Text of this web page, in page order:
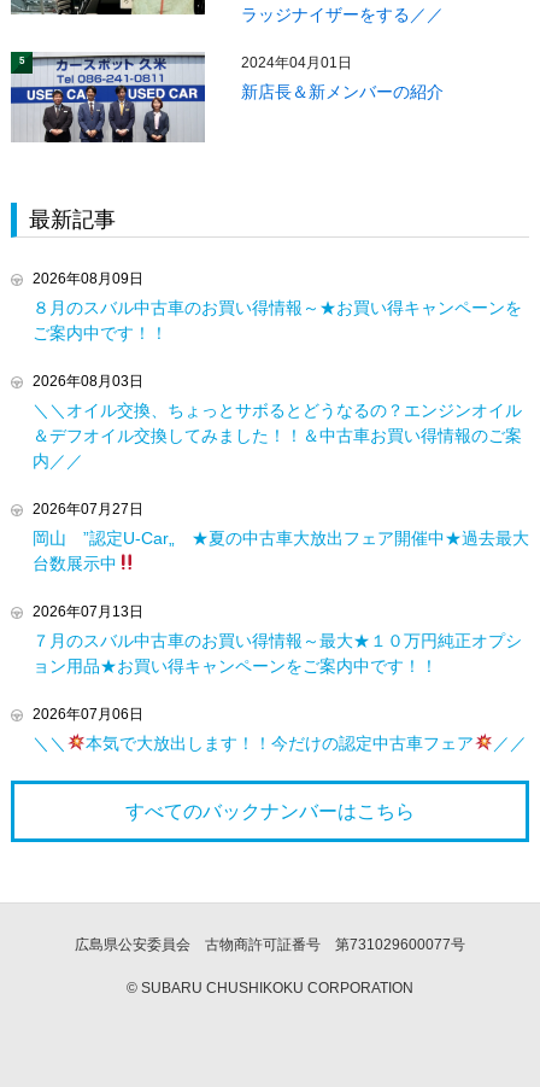
ラッジナイザーをする／／
5 2024年04月01日
新店長＆新メンバーの紹介
最新記事
2026年08月09日
８月のスバル中古車のお買い得情報～★お買い得キャンペーンを
ご案内中です！！
2026年08月03日
＼＼オイル交換、ちょっとサボるとどうなるの？エンジンオイル
＆デフオイル交換してみました！！＆中古車お買い得情報のご案
内／／
2026年07月27日
岡山 ”認定U-Car„ ★夏の中古車大放出フェア開催中★過去最大
台数展示中
2026年07月13日
７月のスバル中古車のお買い得情報～最大★１０万円純正オプシ
ョン用品★お買い得キャンペーンをご案内中です！！
2026年07月06日
＼＼ 本気で大放出します！！今だけの認定中古車フェア ／／
すべてのバックナンバーはこちら
広島県公安委員会 古物商許可証番号 第731029600077号
© SUBARU CHUSHIKOKU CORPORATION